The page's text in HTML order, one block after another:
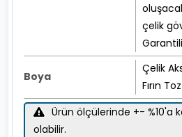
çelik
Boya
Çelik
Fırın
Ürün ölçülerinde +- %10'a
olabilir.